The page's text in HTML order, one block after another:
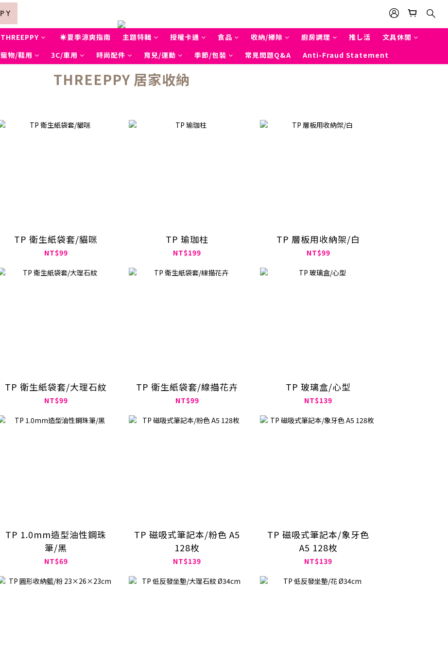
THREEPPY ☀夏季涼爽指南 主題特輯 授權卡通 食品 收納/掃除 廚房調理 推し活
文具休閒
寵物/鞋用 3C/車用 時尚配件 育兒/運動 季節/包裝 常見問題Q&A Anti-Fraud Statement
THREEPPY 居家收納
TP 衛生紙袋套/貓咪
NT$99
TP 瑜珈柱
NT$199
TP 層板用收納架/白
NT$99
TP 衛生紙袋套/大理石紋
NT$99
TP 衛生紙袋套/線描花卉
NT$99
TP 玻璃盒/心型
NT$139
TP 1.0mm造型油性鋼珠
筆/黑
NT$69
TP 磁吸式筆記本/粉色 A5
128枚
NT$139
TP 磁吸式筆記本/象牙色
A5 128枚
NT$139